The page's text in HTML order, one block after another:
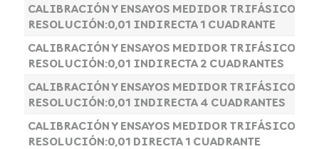
CALIBRACIÓN Y ENSAYOS MEDIDOR TRIFÁSICO
RESOLUCIÓN:0,01 INDIRECTA 1 CUADRANTE
CALIBRACIÓN Y ENSAYOS MEDIDOR TRIFÁSICO
RESOLUCIÓN:0,01 INDIRECTA 2 CUADRANTES
CALIBRACIÓN Y ENSAYOS MEDIDOR TRIFÁSICO
RESOLUCIÓN:0,01 INDIRECTA 4 CUADRANTES
CALIBRACIÓN Y ENSAYOS MEDIDOR TRIFÁSICO
RESOLUCIÓN:0,01 DIRECTA 1 CUADRANTE